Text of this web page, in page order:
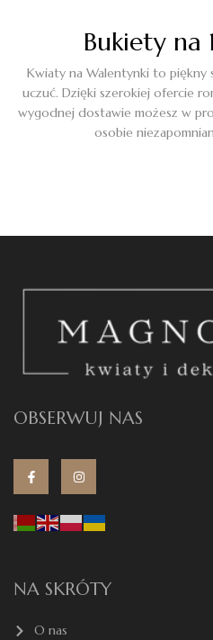
Bukiety na
Kwiaty na Walentynki to piękny
uczuć. Dzięki szerokiej ofercie
wygodnej dostawie możesz w
osobie
OBSERWUJ NAS
NA SKRÓTY
O nas